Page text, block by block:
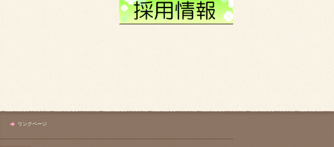
リンクページ